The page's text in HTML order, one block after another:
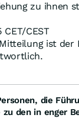
zu ihnen
CEST
ist der
die
den in enger